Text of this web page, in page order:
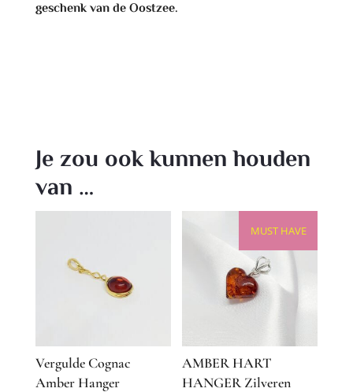
geschenk van de Oostzee.
Je zou ook kunnen houden
van …
Vergulde Cognac
Amber Hanger
MUST HAVE
AMBER HART
HANGER Zilveren